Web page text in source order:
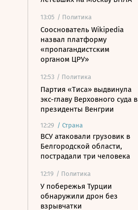
13:05 / Политика
Сооснователь Wikipedia
назвал платформу
«пропагандистским
органом ЦРУ»
12:53 / Политика
Партия «Тиса» выдвинула
экс-главу Верховного суда в
президенты Венгрии
12:29 / Страна
ВСУ атаковали грузовик в
Белгородской области,
пострадали три человека
12:19 / Политика
У побережья Турции
обнаружили дрон без
взрывчатки